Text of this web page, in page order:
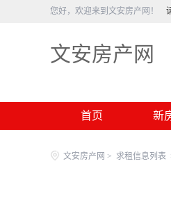
您好，欢迎来到文安房产网！
文安房产网
首页 新
文安房产网 > 求租信息列表